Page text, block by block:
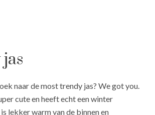
naar de most trendy jas? We got you.
cute en heeft echt een winter
lekker warm van de binnen en